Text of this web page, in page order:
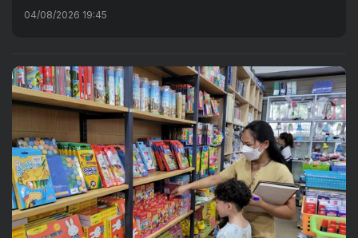
04/08/2026 19:45